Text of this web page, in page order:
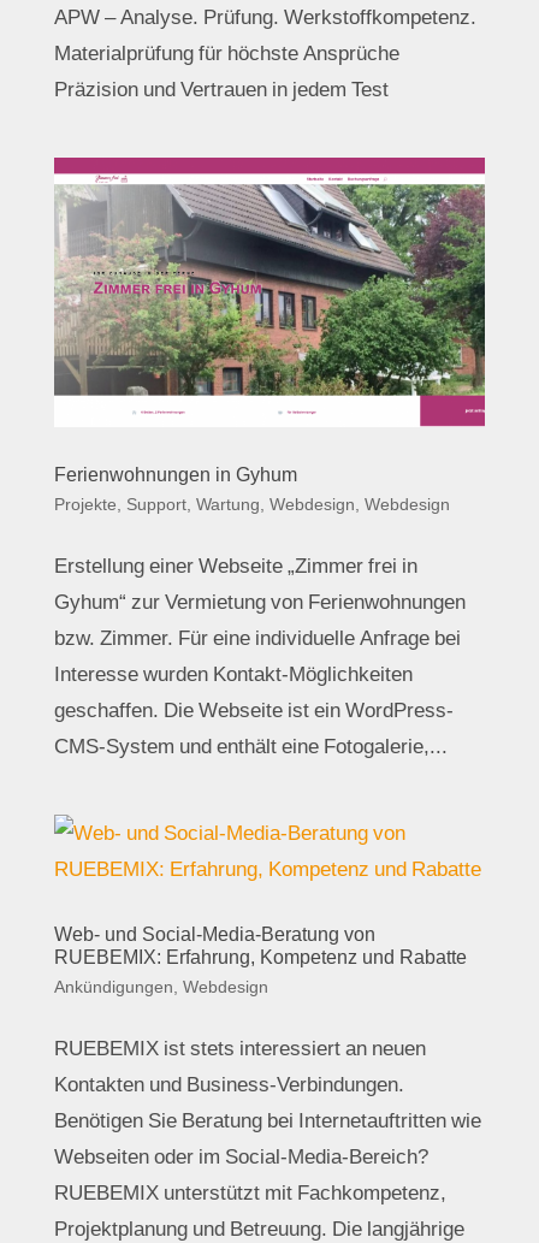
APW – Analyse. Prüfung. Werkstoffkompetenz.
Materialprüfung für höchste Ansprüche
Präzision und Vertrauen in jedem Test
Ferienwohnungen in Gyhum
Projekte, Support, Wartung, Webdesign, Webdesign
Erstellung einer Webseite „Zimmer frei in
Gyhum“ zur Vermietung von Ferienwohnungen
bzw. Zimmer. Für eine individuelle Anfrage bei
Interesse wurden Kontakt-Möglichkeiten
geschaffen. Die Webseite ist ein WordPress-
CMS-System und enthält eine Fotogalerie,...
Web- und Social-Media-Beratung von
RUEBEMIX: Erfahrung, Kompetenz und Rabatte
Ankündigungen, Webdesign
RUEBEMIX ist stets interessiert an neuen
Kontakten und Business-Verbindungen.
Benötigen Sie Beratung bei Internetauftritten wie
Webseiten oder im Social-Media-Bereich?
RUEBEMIX unterstützt mit Fachkompetenz,
Projektplanung und Betreuung. Die langjährige